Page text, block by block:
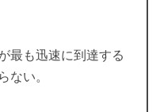
最も迅速に到達する
ない。